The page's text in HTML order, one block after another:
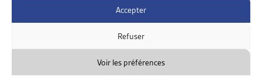
Accepter
Refuser
Voir les préférences
en matière de financement résiduel dans les rapports
intercantonaux se détermine selon le principe du domicile »
Dans son rapport, le Conseil fédéral indique qu’une solution